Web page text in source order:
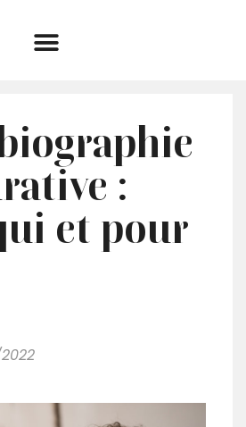
:
et pour